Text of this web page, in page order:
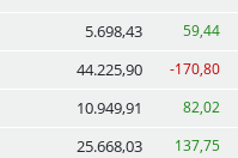
5.698,43 59,44
44.225,90 -170,80
10.949,91 82,02
25.668,03 137,75